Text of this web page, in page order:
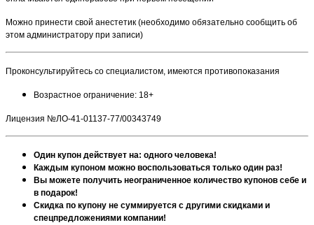
Можно принести свой анестетик (необходимо обязательно сообщить об
этом администратору при записи)
Проконсультируйтесь со специалистом, имеются противопоказания
Возрастное ограничение: 18+
Лицензия №ЛО-41-01137-77/00343749
Один купон действует на: одного человека!
Каждым купоном можно воспользоваться только один раз!
Вы можете получить неограниченное количество купонов себе и
в подарок!
Скидка по купону не суммируется с другими скидками и
спецпредложениями компании!